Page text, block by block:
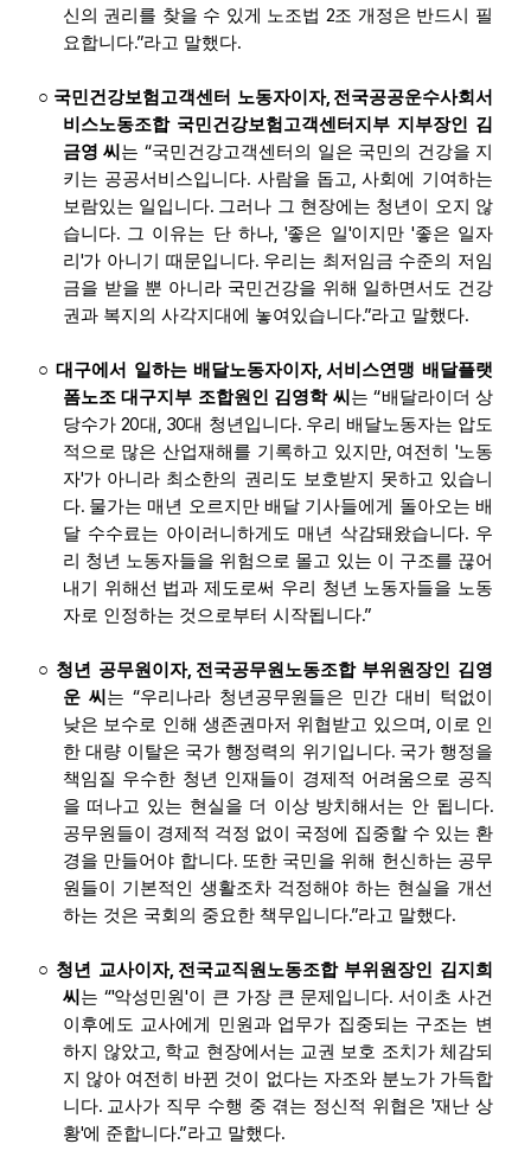
신의 권리를 찾을 수 있게 노조법2조 개정은 반드시 필
요합니다.”라고 말했다.
○ 국민건강보험고객센터 노동자이자, 전국공공운수사회서
비스노동조합 국민건강보험고객센터지부 지부장인 김
금영 씨 는 “국민건강고객센터의 일은 국민의 건강을 지
키는 공공서비스입니다. 사람을 돕고,사회에 기여하는
보람있는 일입니다. 그러나 그 현장에는 청년이 오지 않
습니다. 그 이유는 단 하나, '좋은 일'이지만'좋은 일자
리 '가 아니기 때문입니다. 우리는 최저임금 수준의 저임
금을 받을 뿐 아니라 국민건강을 위해 일하면서도 건강
권과 복지의 사각지대에 놓여있습니다.”라고 말했다.
○ 대구에서 일하는 배달노동자이자,서비스연맹 배달플랫
폼노조 대구지부 조합원인 김영학 씨 는“배달라이더 상
당수가20대 , 30대 청년입니다. 우리 배달노동자는 압도
적으로 많은 산업재해를 기록하고 있지만, 여전히 '노동
자'가 아니라 최소한의 권리도 보호받지 못하고 있습니
다. 물가는 매년 오르지만 배달 기사들에게 돌아오는 배
달 수수료는 아이러니하게도 매년 삭감돼왔습니다. 우
리 청년 노동자들을 위험으로 몰고 있는 이 구조를 끊어
내기 위해선 법과 제도로써 우리 청년 노동자들을 노동
자로 인정하는 것으로부터 시작됩니다.”
○ 청년 공무원이자, 전국공무원노동조합 부위원장인 김영
운 씨 는 “우리나라 청년공무원들은 민간 대비 턱없이
낮은 보수로 인해 생존권마저 위협받고 있으며 , 이로 인
한 대량 이탈은 국가 행정력의 위기입니다. 국가 행정을
책임질 우수한 청년 인재들이 경제적 어려움으로 공직
을 떠나고 있는 현실을 더 이상 방치해서는 안 됩니다.
공무원들이 경제적 걱정 없이 국정에 집중할 수 있는 환
경을 만들어야 합니다. 또한 국민을 위해 헌신하는 공무
원들이 기본적인 생활조차 걱정해야 하는 현실을 개선
하는 것은 국회의 중요한 책무입니다.”라고 말했다.
○ 청년 교사이자, 전국교직원노동조합 부위원장인 김지희
씨 는 “'악성민원'이 큰 가장 큰 문제입니다.서이초 사건
이후에도 교사에게 민원과 업무가 집중되는 구조는 변
하지 않았고, 학교 현장에서는 교권 보호 조치가 체감되
지 않아 여전히 바뀐 것이 없다는 자조와 분노가 가득합
니다. 교사가 직무 수행 중 겪는 정신적 위협은 '재난 상
황'에 준합니다.”라고 말했다.